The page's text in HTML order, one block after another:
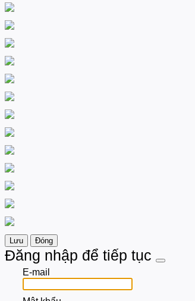
Lưu Đóng
Đăng nhập để tiếp tục
E-mail